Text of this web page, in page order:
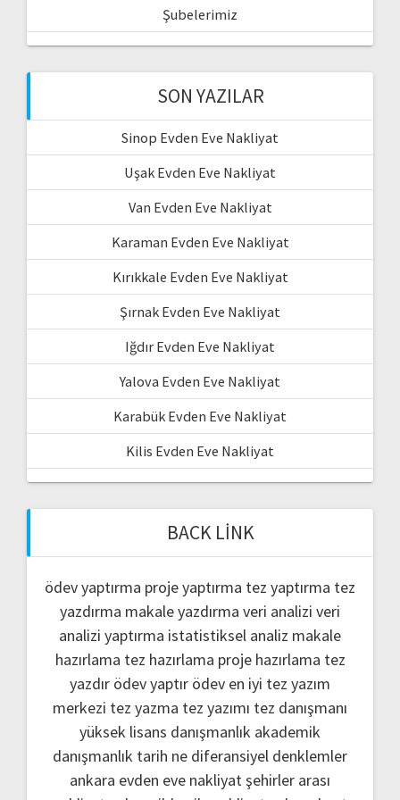
Şubelerimiz
SON YAZILAR
Sinop Evden Eve Nakliyat
Uşak Evden Eve Nakliyat
Van Evden Eve Nakliyat
Karaman Evden Eve Nakliyat
Kırıkkale Evden Eve Nakliyat
Şırnak Evden Eve Nakliyat
Iğdır Evden Eve Nakliyat
Yalova Evden Eve Nakliyat
Karabük Evden Eve Nakliyat
Kilis Evden Eve Nakliyat
BACK LINK
ödev yaptırma proje yaptırma tez yaptırma tez
yazdırma makale yazdırma veri analizi veri
analizi yaptırma istatistiksel analiz makale
hazırlama tez hazırlama proje hazırlama tez
yazdır ödev yaptır ödev en iyi tez yazım
merkezi tez yazma tez yazımı tez danışmanı
yüksek lisans danışmanlık akademik
danışmanlık tarih ne diferansiyel denklemler
ankara evden eve nakliyat şehirler arası